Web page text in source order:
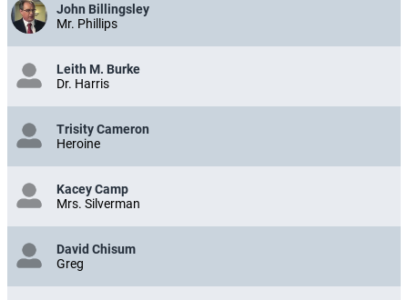
John Billingsley
Mr. Phillips
Leith M. Burke
Dr. Harris
Trisity Cameron
Heroine
Kacey Camp
Mrs. Silverman
David Chisum
Greg